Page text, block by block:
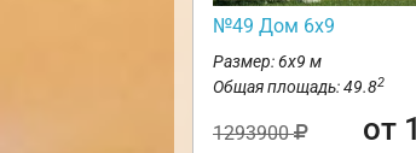
№49 Дом 6х9
Размер: 6х9 м
Общая площадь: 49.82
1293900 от